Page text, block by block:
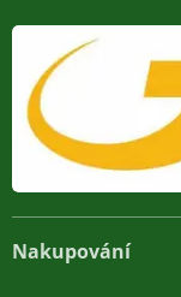
Nakupování